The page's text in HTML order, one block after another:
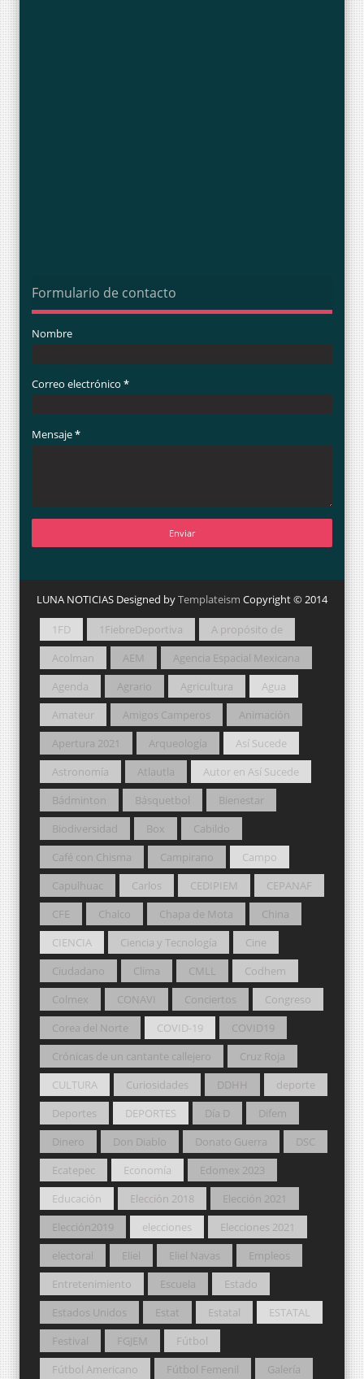
Formulario de contacto
Nombre
Correo electrónico *
Mensaje*
LUNA NOTICIAS Designed byTemplateism Copyright © 2014
1FD 1FiebreDeportiva
A propósito de
Acolman
AEM
Agencia Espacial Mexicana
Agenda
Agrario Agricultura
Agua
Amateur
Amigos Camperos
Animación
Apertura 2021
Arqueología
Así Sucede
Astronomía
Atlautla
Autor en Así Sucede
Bádminton
Básquetbol
Bienestar
Biodiversidad
Box
Cabildo
Café con Chisma
Campirano
Campo
Capulhuac
Carlos CEDIPIEM
CEPANAF
CFE
Chalco Chapa de Mota
China
CIENCIA
Ciencia y Tecnología
Cine
Ciudadano
Clima CMLL
Codhem
Colmex
CONAVI Conciertos
Congreso
Corea del Norte
COVID-19
COVID19
Crónicas de un cantante callejero
Cruz Roja
CULTURA
Curiosidades DDHH
deporte
Deportes
DEPORTES Día D
Difem
Dinero
Don Diablo Donato Guerra
DSC
Ecatepec
Economía
Edomex 2023
Educación
Elección 2018
Elección 2021
Elección2019
elecciones
Elecciones 2021
electoral
Eliel Eliel Navas
Empleos
Entretenimiento
Escuela
Estado
Estados Unidos
Estat Estatal
ESTATAL
Festival
FGJEM
Fútbol
Fútbol Americano
Fútbol Femenil
Galería